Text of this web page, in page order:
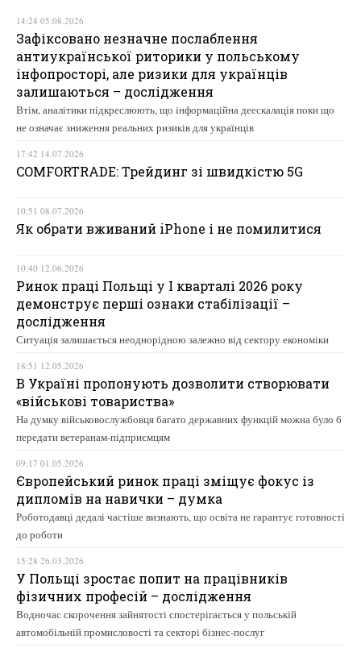
14:24 05.08.2026
Зафіксовано незначне послаблення
антиукраїнської риторики у польському
інфопросторі, але ризики для українців
залишаються – дослідження
Втім, аналітики підкреслюють, що інформаційна деескалація поки що
не означає зниження реальних ризиків для українців
17:42 14.07.2026
COMFORTRADE: Трейдинг зі швидкістю 5G
10:51 08.07.2026
Як обрати вживаний iPhone і не помилитися
10:40 12.06.2026
Ринок праці Польщі у І кварталі 2026 року
демонструє перші ознаки стабілізації –
дослідження
Ситуація залишається неоднорідною залежно від сектору економіки
18:51 12.05.2026
В Україні пропонують дозволити створювати
«військові товариства»
На думку військовослужбовця багато державних функцій можна було б
передати ветеранам-підприємцям
09:17 01.05.2026
Європейський ринок праці зміщує фокус із
дипломів на навички – думка
Роботодавці дедалі частіше визнають, що освіта не гарантує готовності
до роботи
15:28 26.03.2026
У Польщі зростає попит на працівників
фізичних професій – дослідження
Водночас скорочення зайнятості спостерігається у польській
автомобільній промисловості та секторі бізнес-послуг